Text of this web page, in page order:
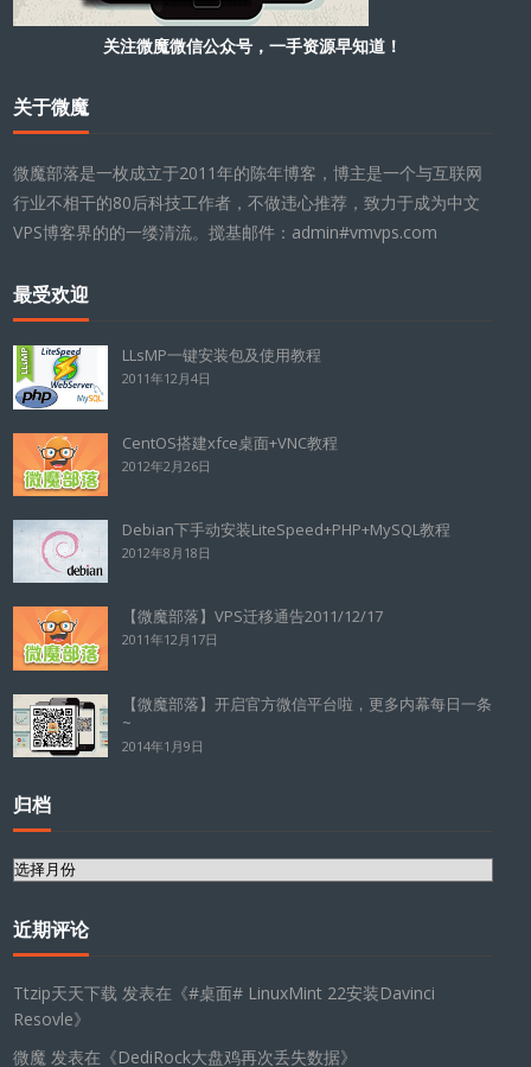
关注微魔微信公众号，一手资源早知道！
关于微魔
微魔部落是一枚成立于2011年的陈年博客，博主是一个与互联网
行业不相干的80后科技工作者，不做违心推荐，致力于成为中文
VPS博客界的的一缕清流。搅基邮件：admin#vmvps.com
最受欢迎
LLsMP一键安装包及使用教程
2011年12月4日
CentOS搭建xfce桌面+VNC教程
2012年2月26日
Debian下手动安装LiteSpeed+PHP+MySQL教程
2012年8月18日
【微魔部落】VPS迁移通告2011/12/17
2011年12月17日
【微魔部落】开启官方微信平台啦，更多内幕每日一条
~
2014年1月9日
归档
归
近期评论
Ttzip天天下载 发表在《#桌面# LinuxMint 22安装Davinci
Resovle》
微魔 发表在《DediRock大盘鸡再次丢失数据》